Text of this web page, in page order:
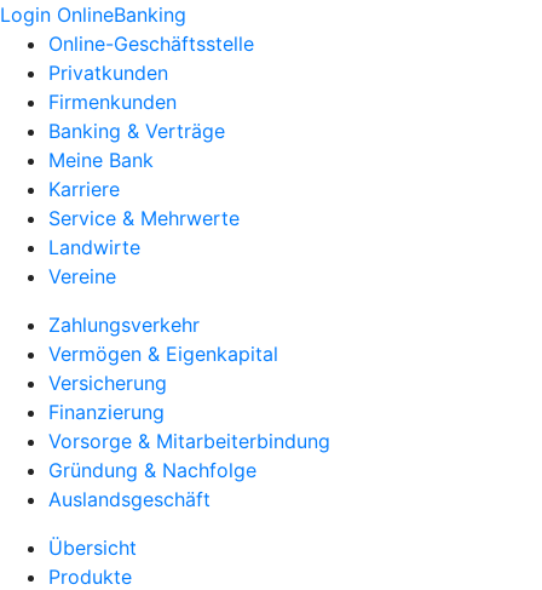
Login OnlineBanking
Online-Geschäftsstelle
Privatkunden
Firmenkunden
Banking & Verträge
Meine Bank
Karriere
Service & Mehrwerte
Landwirte
Vereine
Zahlungsverkehr
Vermögen & Eigenkapital
Versicherung
Finanzierung
Vorsorge & Mitarbeiterbindung
Gründung & Nachfolge
Auslandsgeschäft
Übersicht
Produkte